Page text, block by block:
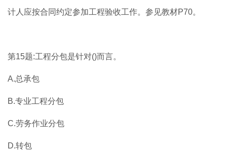
计人应按合同约定参加工程验收工作。参见教材P70。
第15题:工程分包是针对()而言。
A.总承包
B.专业工程分包
C.劳务作业分包
D.转包